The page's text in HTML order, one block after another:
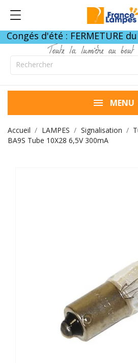
Congés d'été : FERMETURE
Toute la lumière au bout
MENU
Accueil LAMPES Signalisation
BA9S Tube 10X28 6,5V 300mA